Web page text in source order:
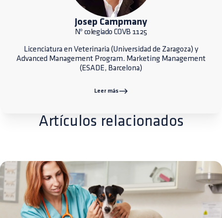
Josep Campmany
Nº colegiado COVB 1125
Licenciatura en Veterinaria (Universidad de Zaragoza) y
Advanced Management Program. Marketing Management
(ESADE, Barcelona)
Leer más
Artículos relacionados